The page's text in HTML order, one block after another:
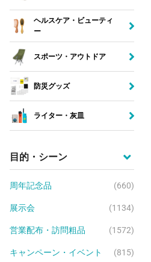
ヘルスケア・ビューティ
ー
スポーツ・アウトドア
防災グッズ
ライター・灰皿
目的・シーン
周年記念品 (660)
展示会 (1134)
営業配布・訪問粗品 (1572)
キャンペーン・イベント (815)